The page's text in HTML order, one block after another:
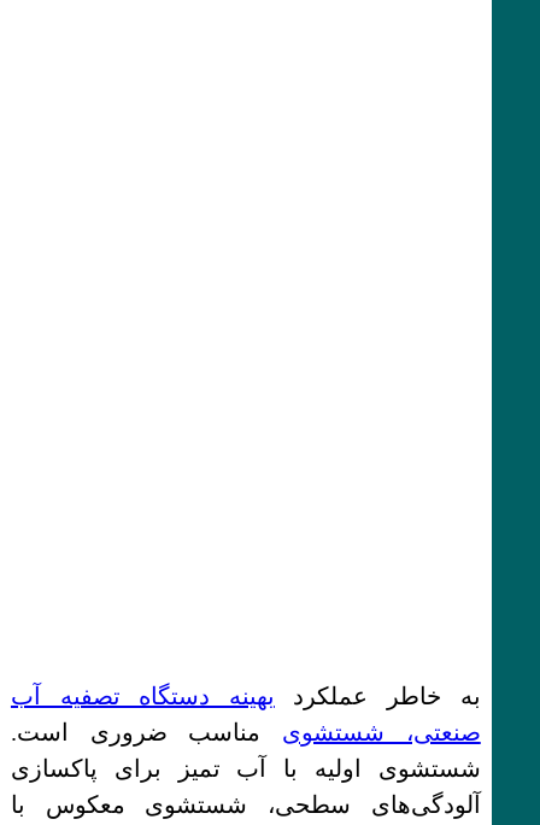
به خاطر عملکرد بهینه دستگاه تصفیه آب
صنعتی، شستشوی مناسب ضروری است.
شستشوی اولیه با آب تمیز برای پاکسازی
آلودگی‌های سطحی، شستشوی معکوس با